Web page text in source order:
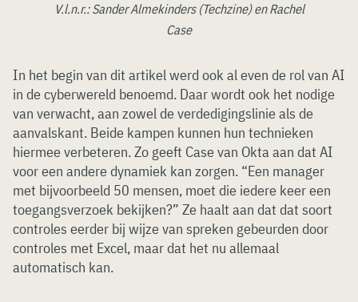
V.l.n.r.: Sander Almekinders (Techzine) en Rachel
Case
In het begin van dit artikel werd ook al even de rol van AI
in de cyberwereld benoemd. Daar wordt ook het nodige
van verwacht, aan zowel de verdedigingslinie als de
aanvalskant. Beide kampen kunnen hun technieken
hiermee verbeteren. Zo geeft Case van Okta aan dat AI
voor een andere dynamiek kan zorgen. “Een manager
met bijvoorbeeld 50 mensen, moet die iedere keer een
toegangsverzoek bekijken?” Ze haalt aan dat dat soort
controles eerder bij wijze van spreken gebeurden door
controles met Excel, maar dat het nu allemaal
automatisch kan.